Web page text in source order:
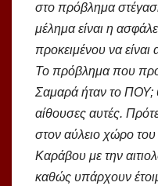
στο πρόβλημα
μέλημα είναι η
προκειμένου να είναι
Το πρόβλημα που
Σαμαρά ήταν το ΠΟΥ;
αίθουσες αυτές.
στον αύλειο χώρο του
Καράβου με την
καθώς υπάρχουν